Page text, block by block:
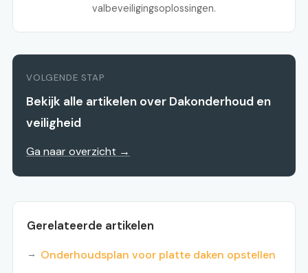
valbeveiligingsoplossingen.
VOLGENDE STAP
Bekijk alle artikelen over Dakonderhoud en
veiligheid
Ga naar overzicht →
Gerelateerde artikelen
Onderhoudsplan voor platte daken opstellen